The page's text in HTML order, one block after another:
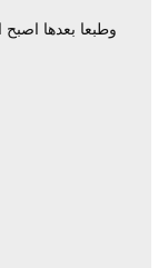
وطبعا بعدها اصبح